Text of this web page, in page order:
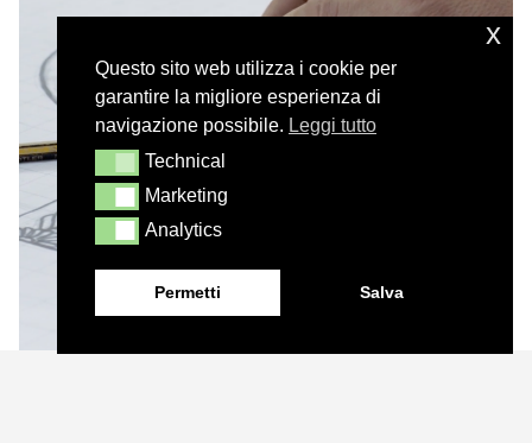
Questo sito web utilizza i cookie per
garantire la migliore esperienza di
navigazione possibile. Leggi tutto
TechnicalTechnical
MarketingMarketing
AnalyticsAnalytics
Permetti Salva
x